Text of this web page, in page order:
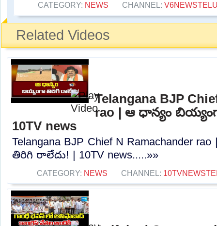
CATEGORY: NEWS CHANNEL:
Related Videos
Telangana BJP
rao | ఆ ధాన్యం
10TV news
Telangana BJP Chief N Ramachander
తిరిగి రాలేదు! | 10TV news.....»»
CATEGORY: NEWS CHANNEL: